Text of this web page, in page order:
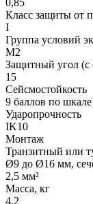
Класс защиты от
I
Группа условий
М2
Защитный угол (с
15
Сейсмостойкость
9 баллов по
Ударопрочность
IK10
Монтаж
Транзитный или
Ø9 до Ø16 мм,
2,5 мм²
Масса, кг
4,2